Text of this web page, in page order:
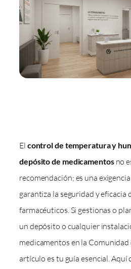
El control de temperatura y
depósito de medicamentosno
recomendación; es una
garantiza la seguridad y eficacia
farmacéuticos. Si gestionas o
un depósito o cualquier
medicamentos en la
artículo es tu guía esencial. Aquí